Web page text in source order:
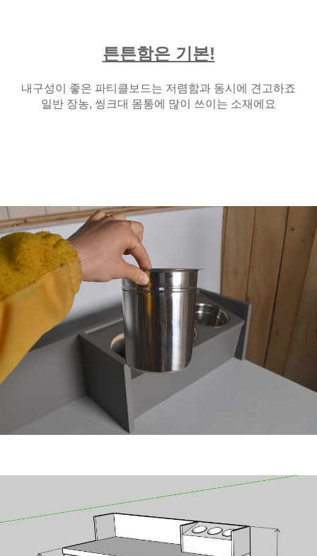
튼튼함은 기본!
내구성이 좋은 파티클보드는 저렴함과 동시에 견고하죠
일반 장농, 씽크대 몸통에 많이 쓰이는 소재에요